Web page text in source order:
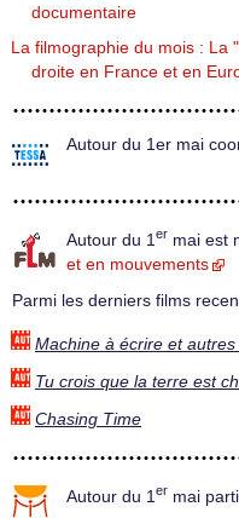
documentaire
La filmographie du mois : La
droite en France et en
Autour du 1er mai
Autour du 1 er mai est
et en mouvements
Parmi les derniers films
Machine à écrire et
Tu crois que la terre est
Chasing Time
Autour du 1 er mai